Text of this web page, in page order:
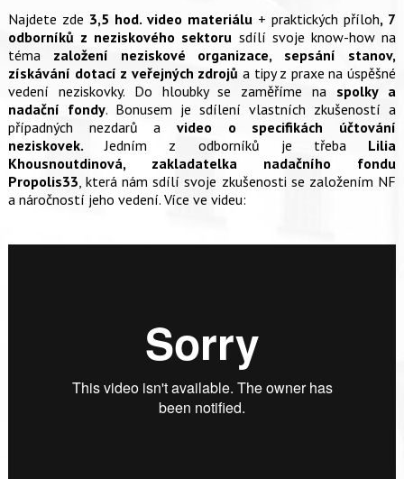
Najdete zde 3,5 hod. video materiálu + praktických příloh, 7
odborníků z neziskového sektoru sdílí svoje know-how na
témazaložení neziskové organizace, sepsání stanov,
získávání dotací z veřejných zdrojů a tipy z praxe na úspěšné
vedení neziskovky. Do hloubky se zaměříme na spolky a
nadační fondy. Bonusem je sdílení vlastních zkušeností a
případných nezdarů a video o specifikách účtování
neziskovek.Jedním z odborníků je třebaLilia
Khousnoutdinová, zakladatelka nadačního fondu
Propolis33, která nám sdílí svoje zkušenosti se založením NF
a náročností jeho vedení. Více ve videu: